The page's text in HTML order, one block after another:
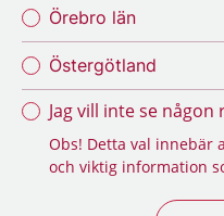
Örebro län
Östergötland
Jag vill inte se
Obs! Detta val innebär
och viktig information